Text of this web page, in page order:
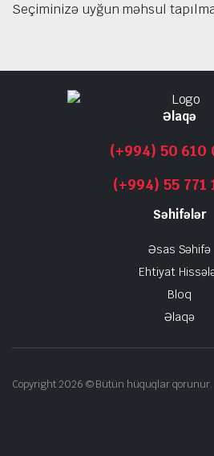
Seçiminizə uyğun məhsul
Əlaqə
(+994) 50 610
(+994) 55 771
Səhifələr
Əsas Səhifə
Ehtiyat
Bloq
Əlaqə
Copyright 2026 © Bütün hüquqlar qorunur.